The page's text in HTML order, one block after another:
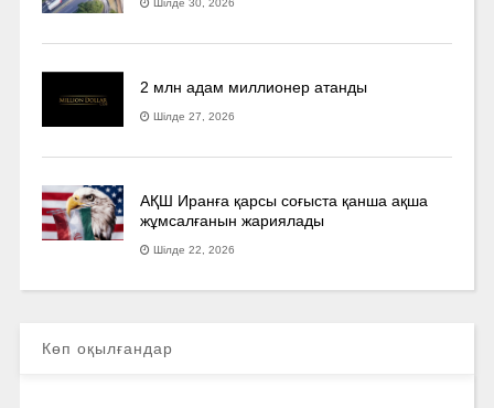
Шілде 30, 2026
2 млн адам миллионер атанды
Шілде 27, 2026
АҚШ Иранға қарсы соғыста қанша ақша
жұмсалғанын жариялады
Шілде 22, 2026
Көп оқылғандар